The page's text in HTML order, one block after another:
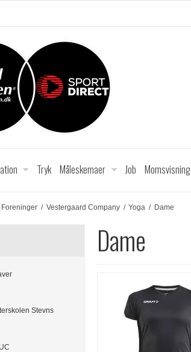
Tryk Måleskemaer Job Momsvisning
Foreninger / Vestergaard Company / Yoga / Dame
Stevns
Dame